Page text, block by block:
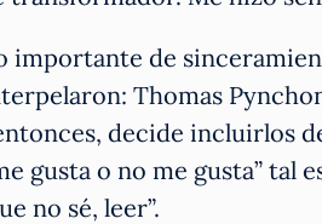
importante de
Thomas
decide incluirlos
gusta o no me gusta” tal
no sé, leer”.